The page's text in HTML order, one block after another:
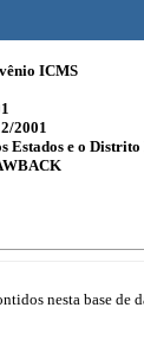
ICMS
2001
Estados e o Distrito
nesta base